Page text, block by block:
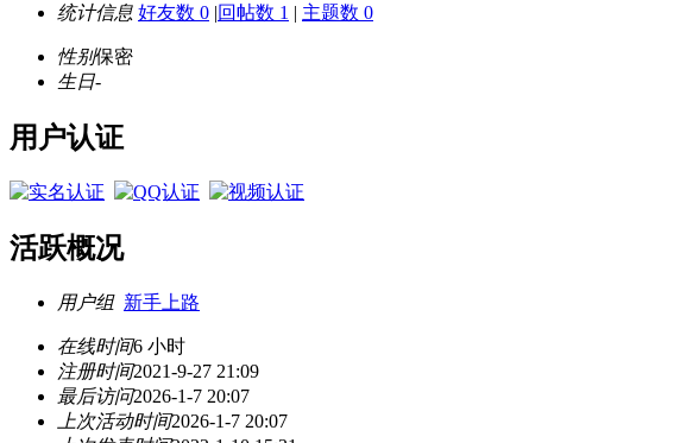
统计信息 好友数 0 |回帖数 1 | 主题数 0
性别保密
生日-
用户认证
活跃概况
用户组 新手上路
在线时间6 小时
注册时间2021-9-27 21:09
最后访问2026-1-7 20:07
上次活动时间2026-1-7 20:07